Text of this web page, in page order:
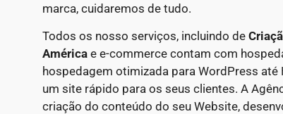
marca, cuidaremos de tudo.
Todos os nosso serviços, incluindo de
América e e-commerce contam com
hospedagem otimizada para WordPress até
um site rápido para os seus clientes. A
criação do conteúdo do seu Website,